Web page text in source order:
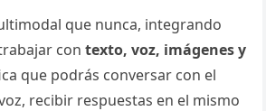
que nunca, integrando
contexto, voz, imágenes y
que podrás conversar con el
recibir respuestas en el mismo